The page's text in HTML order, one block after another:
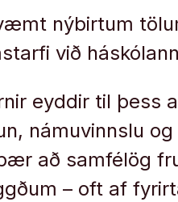
nýbirtum
við
eyddir til þess
námuvinnslu
að samfélög
– oft af